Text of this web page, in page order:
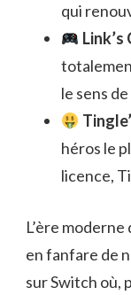
qui
le sens
héros le
licence,
L’ère
en fanfare de
sur Switch où,